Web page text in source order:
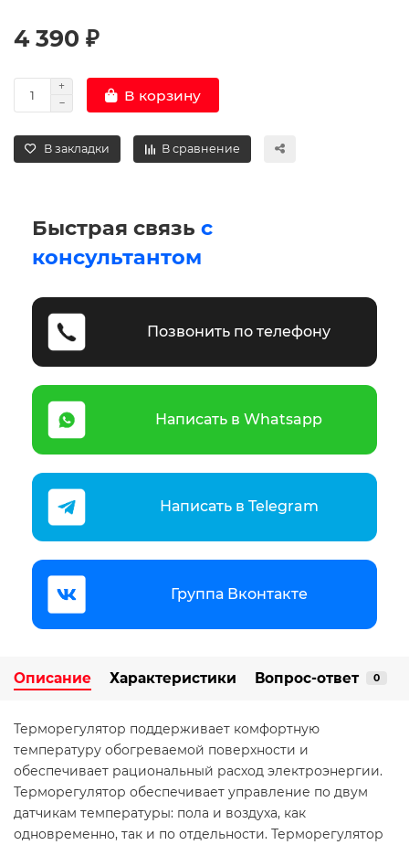
4 390 ₽
В корзину
В закладки В сравнение
Быстрая связь с
консультантом
Позвонить по телефону
Написать в Whatsapp
Написать в Telegram
Группа Вконтакте
Описание Характеристики Вопрос-ответ 0
Терморегулятор поддерживает комфортную
температуру обогреваемой поверхности и
обеспечивает рациональный расход электроэнергии.
Терморегулятор обеспечивает управление по двум
датчикам температуры: пола и воздуха, как
одновременно, так и по отдельности. Терморегулятор